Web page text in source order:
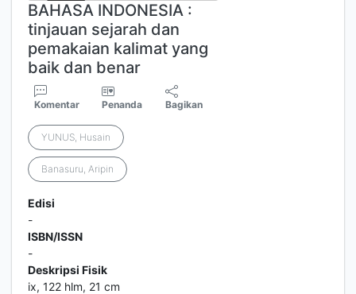
BAHASA INDONESIA :
tinjauan sejarah dan
pemakaian kalimat yang
baik dan benar
Komentar Penanda Bagikan
YUNUS, Husain
Banasuru, Aripin
Edisi
-
ISBN/ISSN
-
Deskripsi Fisik
ix, 122 hlm, 21 cm